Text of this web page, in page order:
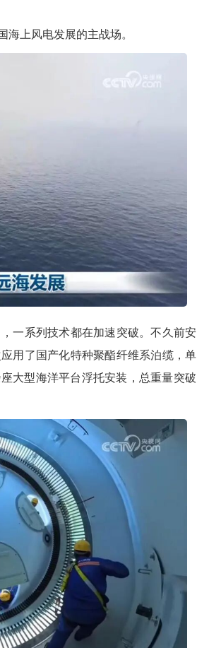
上风电发展的主战场。
系列技术都在加速突破。不久前安
用了国产化特种聚酯纤维系泊缆，单
大型海洋平台浮托安装，总重量突破